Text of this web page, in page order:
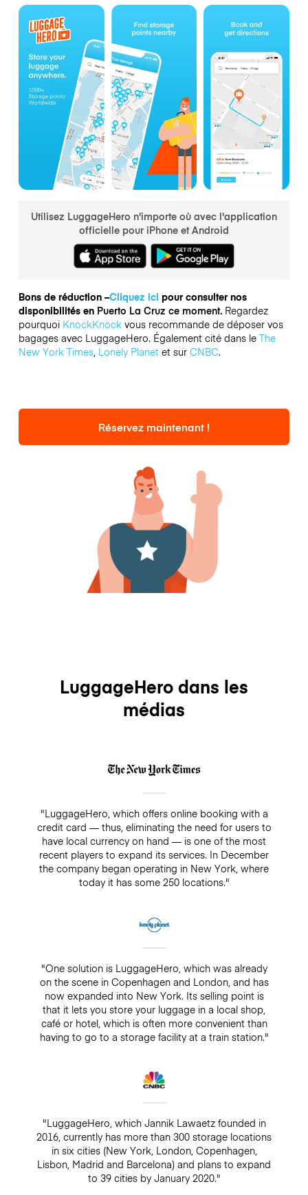
Utilisez LuggageHero n'importe où avec l'application
officielle pour iPhone et Android
Bons de réduction –Cliquez ici pour consulter nos
disponibilités en Puerto La Cruz ce moment. Regardez
pourquoi KnockKnockvous recommande de déposer vos
bagages avec LuggageHero. Également cité dans le The
New York Times, Lonely Planetet sur CNBC.
Réservez maintenant !
LuggageHero dans les
médias
"LuggageHero, which offers online booking with a
credit card — thus, eliminating the need for users to
have local currency on hand — is one of the most
recent players to expand its services. In December
the company began operating in New York, where
today it has some 250 locations."
"One solution is LuggageHero, which was already
on the scene in Copenhagen and London, and has
now expanded into New York. Its selling point is
that it lets you store your luggage in a local shop,
café or hotel, which is often more convenient than
having to go to a storage facility at a train station."
"LuggageHero, which Jannik Lawaetz founded in
2016, currently has more than 300 storage locations
in six cities (New York, London, Copenhagen,
Lisbon, Madrid and Barcelona) and plans to expand
to 39 cities by January 2020."